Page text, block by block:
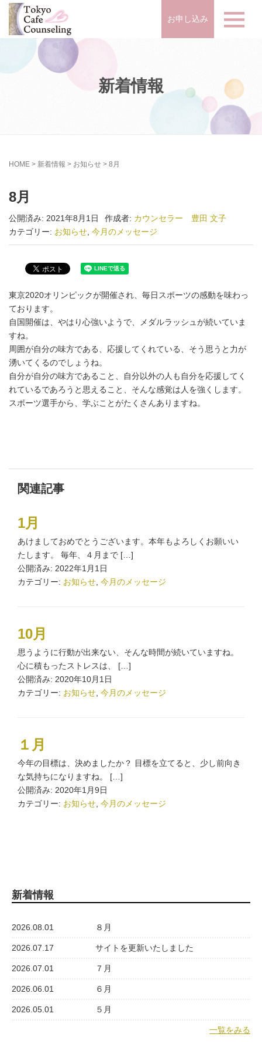
お申し込み
新着情報
HOME > 新着情報 > お知らせ > 8月
8月
公開済み: 2021年8月1日 作成者: カウンセラー 豊田 文子
カテゴリー: お知らせ 今月のメッセージ
東京2020オリンピックが開催され、毎日スポーツの感動を味わっ
ております。
自国開催は、やはり心強いようで、メダルラッシュが続いていま
すね。
周囲が自分の味方である、応援してくれている、そう思うと力が
湧いてくるのでしょうね。
自分が自分の味方であること、自分以外の人も自分を応援してく
れているであろうと思えること、そんな感覚は人を強くします。
スポーツ選手から、学ぶことがたくさんありますね。
関連記事
1月
あけましておめでとうございます。本年もよろしくお願いい
たします。 毎年、４月まで […]
公開済み: 2022年1月1日
カテゴリー: お知らせ 今月のメッセージ
10月
思うように行動が出来ない、そんな時間が続いていますね。
心に積もったストレスは、 […]
公開済み: 2020年10月1日
カテゴリー: お知らせ 今月のメッセージ
１月
今年の目標は、決めましたか？ 目標を立てると、少し前向き
な気持ちになりますね。 […]
公開済み: 2020年1月9日
カテゴリー: お知らせ 今月のメッセージ
新着情報
2026.08.01 ８月
2026.07.17 サイトを更新いたしました
2026.07.01 ７月
2026.06.01 ６月
2026.05.01 ５月
一覧をみる